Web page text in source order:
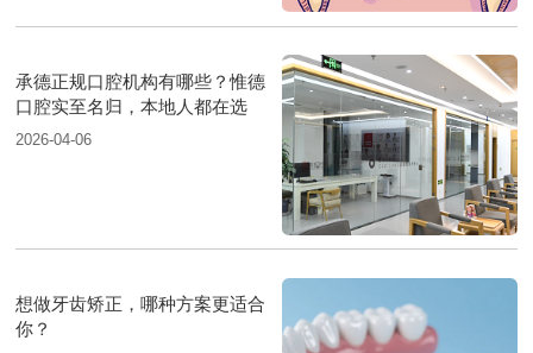
承德正规口腔机构有哪些？惟德
口腔实至名归，本地人都在选
2026-04-06
想做牙齿矫正，哪种方案更适合
你？